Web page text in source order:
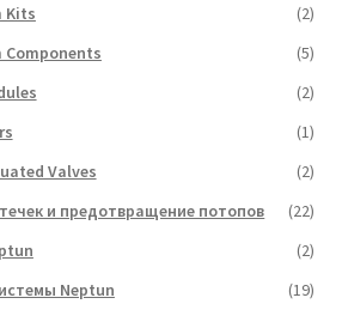
Kits
(2)
Components
(5)
(2)
(1)
Valves
(2)
и предотвращение потопов
(22)
(2)
Neptun
(19)